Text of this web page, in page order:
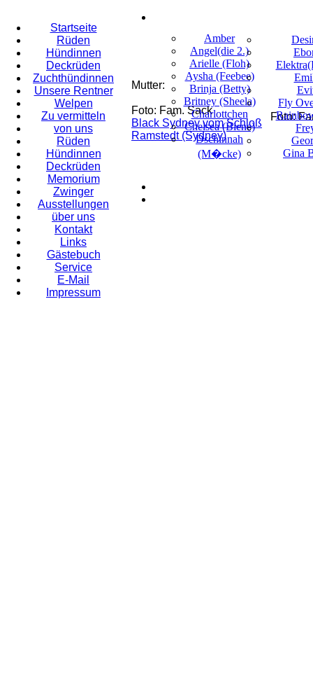
Startseite
Rüden
Hündinnen
Deckrüden
Zuchthündinnen
Unsere Rentner
Welpen
Zu vermitteln
von uns
Rüden
Hündinnen
Deckrüden
Memorium
Zwinger
Ausstellungen
über uns
Kontakt
Links
Gästebuch
Service
E-Mail
Impressum
Amber
Angel(die 2.)
Arielle (Floh)
Aysha (Feebee)
Brinja (Betty)
Britney (Sheela)
Charlottchen
Chelsea (Biene)
Dschinnah
(M�cke)
Fly
Gina
Mutter:
Foto: Fam. Sack
Black Sydney vom Schloß
Ramstedt (Sydney)
Foto: